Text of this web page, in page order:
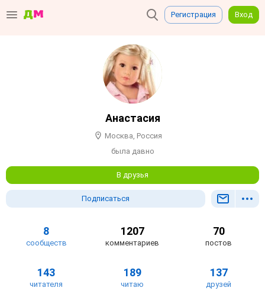
Регистрация Вход
Анастасия
Москва, Россия
была давно
В друзья
Подписаться
8
сообществ
1207
комментариев
70
постов
143
читателя
189
читаю
137
друзей